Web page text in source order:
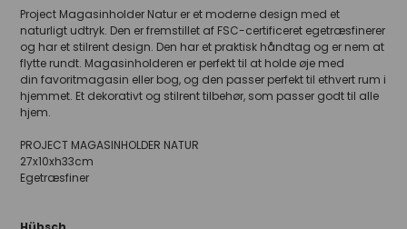
Project Magasinholder Natur er et moderne design med et
naturligt udtryk. Den er fremstillet af FSC-certificeret egetræsfinerer
og har et stilrent design. Den har et praktisk håndtag og er nem at
flytte rundt. Magasinholderen er perfekt til at holde øje med
din favoritmagasin eller bog, og den passer perfekt til ethvert rum i
hjemmet. Et dekorativt og stilrent tilbehør, som passer godt til alle
hjem.
PROJECT MAGASINHOLDER NATUR
27x10xh33cm
Egetræsfiner